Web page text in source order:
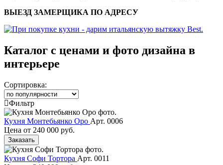
ВЫЕЗД ЗАМЕРЩИКА ПО АДРЕСУ
Каталог с ценами и фото дизайна в
интерьере
Сортировка:
Фильтр
Кухня Монтебьянко Оро Арт. 0006
Цена от 240 000 руб.
Заказать
Кухня Софи Тортора Арт. 0011